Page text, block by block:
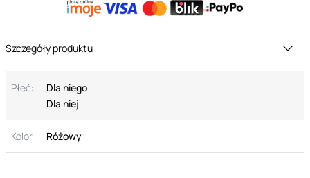
Szczegóły produktu
Płeć:
Dla niego
Dla niej
Kolor: Różowy